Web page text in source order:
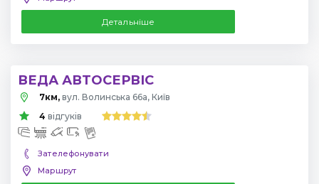
Детальніше
ВЕДА АВТОСЕРВІС
7км, вул. Волинська 66а, Київ
4 відгуків
Зателефонувати
Маршрут